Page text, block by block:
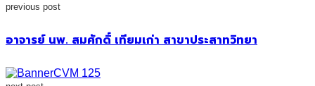
previous post
อาจารย์ นพ. สมศักดิ์ เทียมเก่า สาขาประสาทวิทยา